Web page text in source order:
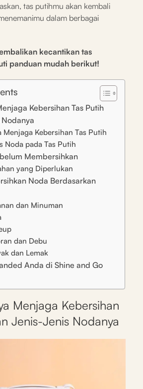
tas putihmu akan kembali
dalam berbagai
kecantikan tas
panduan mudah berikut!
Kebersihan Tas Putih
Menjaga Kebersihan Tas Putih
Noda pada Tas Putih
Membersihkan
yang Diperlukan
Noda Berdasarkan
dan Minuman
dan Debu
dan Lemak
Anda di Shine and Go
Menjaga Kebersihan
Jenis-Jenis Nodanya